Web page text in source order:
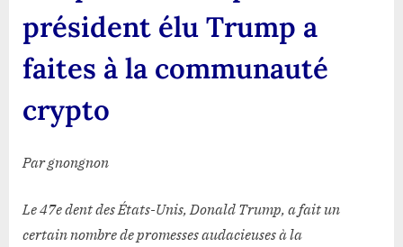
élu
Trump
faites
président élu Trump a
faites à la communauté
crypto
Par gnongnon
Le 47e dent des États-Unis, Donald Trump, a fait un
certain nombre de promesses audacieuses à la